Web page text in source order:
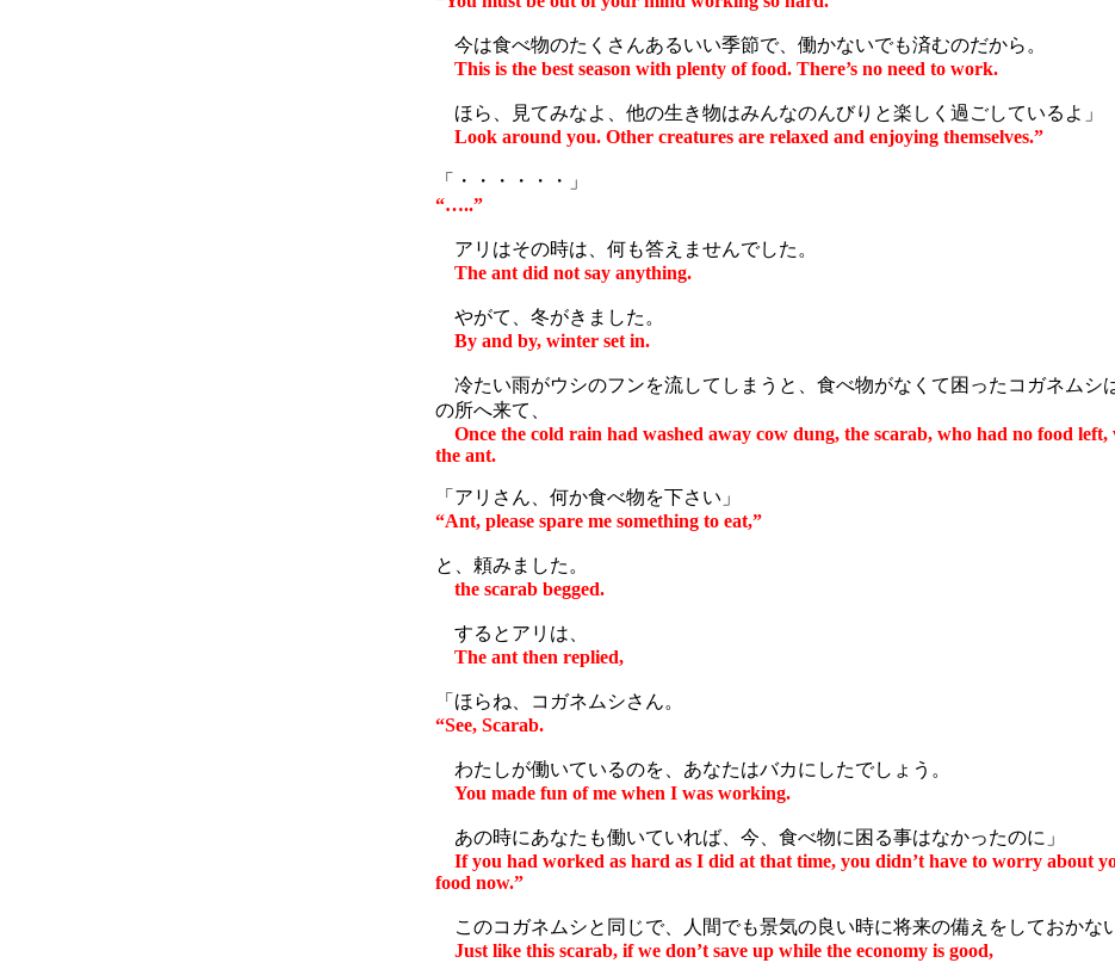
今は食べ物のたくさんあるいい季節で、働かないでも済むのだから。
This is the best season with plenty of food. There’s no need to work.
ほら、見てみなよ、他の生き物はみんなのんびりと楽しく過ごしているよ」
Look around you. Other creatures are relaxed and enjoying themselves.”
「・・・・・・」
“…..”
アリはその時は、何も答えませんでした。
The ant did not say anything.
やがて、冬がきました。
By and by, winter set in.
冷たい雨がウシのフンを流してしまうと、食べ物がなくて困ったコガネムシ
の所へ来て、
Once the cold rain had washed away cow dung, the scarab, who had no food left,
the ant.
「アリさん、何か食べ物を下さい」
“Ant, please spare me something to eat,”
と、頼みました。
the scarab begged.
するとアリは、
The ant then replied,
「ほらね、コガネムシさん。
“See, Scarab.
わたしが働いているのを、あなたはバカにしたでしょう。
You made fun of me when I was working.
あの時にあなたも働いていれば、今、食べ物に困る事はなかったのに」
If you had worked as hard as I did at that time, you didn’t have to worry about
food now.”
このコガネムシと同じで、人間でも景気の良い時に将来の備えをしておかな
Just like this scarab, if we don’t save up while the economy is good,